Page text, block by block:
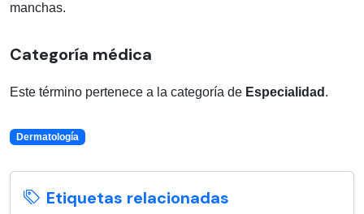
manchas.
Categoría médica
Este término pertenece a la categoría de Especialidad .
Dermatología
Etiquetas relacionadas